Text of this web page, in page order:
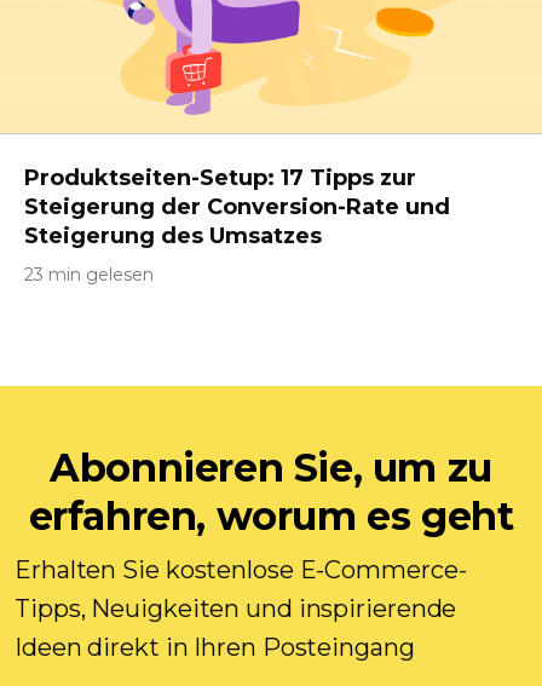
Produktseiten-Setup: 17 Tipps zur
Steigerung der Conversion-Rate und
Steigerung des Umsatzes
23 min gelesen
Abonnieren Sie, um zu
erfahren, worum es geht
Erhalten Sie kostenlose E-Commerce-
Tipps, Neuigkeiten und inspirierende
Ideen direkt in Ihren Posteingang